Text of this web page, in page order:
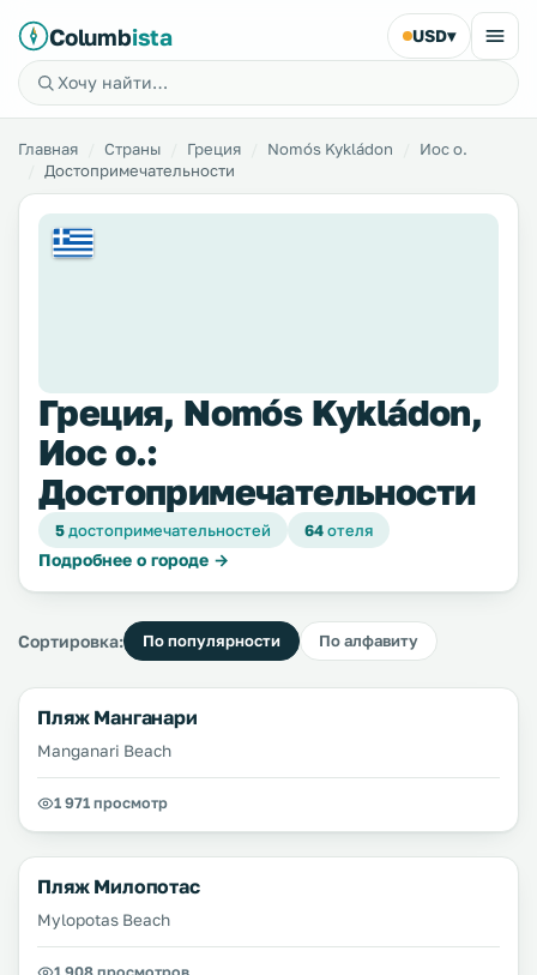
Columbista USD▾
Главная Страны Греция Nomós Kykládon
Иос о.
Достопримечательности
Греция, Nomós Kykládon,
Иос о.:
Достопримечательности
5достопримечательностей 64отеля
Подробнее о городе →
Сортировка: По популярности По алфавиту
Пляж Манганари
Manganari Beach
1 971 просмотр
Пляж Милопотас
Mylopotas Beach